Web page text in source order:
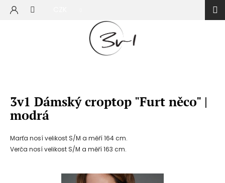
Přejít
3v1 Dámský croptop "Furt něco" |
modrá
Marťa nosí velikost S/M a měří 164 cm.
Verča nosí velikost S/M a měří 163 cm.